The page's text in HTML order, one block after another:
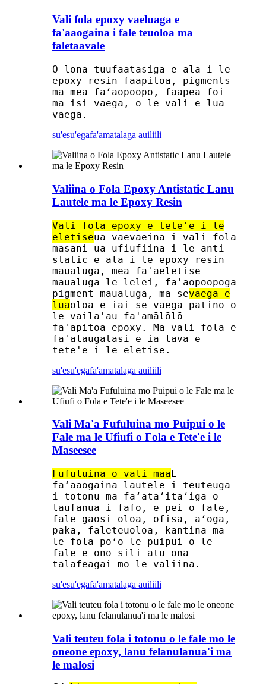
Vali fola epoxy vaeluaga e
fa'aaogaina i fale teuoloa ma
faletaavale
O lona tuufaatasiga e ala i le
epoxy resin faapitoa, pigments
ma mea faʻaopoopo, faapea foi
ma isi vaega, o le vali e lua
vaega.
su'esu'egafa'amatalaga auiliili
Valiina o Fola Epoxy Antistatic Lanu
Lautele ma le Epoxy Resin
Vali fola epoxy e tete'e i le
eletiseua vaevaeina i vali fola
masani ua ufiufiina i le anti-
static e ala i le epoxy resin
maualuga, mea fa'aeletise
maualuga le lelei, fa'aopoopoga
pigment maualuga, ma sevaega e
luaoloa e iai se vaega patino o
le vaila'au fa'amālōlō
fa'apitoa epoxy. Ma vali fola e
fa'alaugatasi e ia lava e
tete'e i le eletise.
su'esu'egafa'amatalaga auiliili
Vali Ma'a Fufuluina mo Puipui o le
Fale ma le Ufiufi o Fola e Tete'e i le
Maseesee
Fufuluina o vali maaE
faʻaaogaina lautele i teuteuga
i totonu ma faʻataʻitaʻiga o
laufanua i fafo, e pei o fale,
fale gaosi oloa, ofisa, aʻoga,
paka, faleteuoloa, kantina ma
le fola poʻo le puipui o le
fale e ono sili atu ona
talafeagai mo le valiina.
su'esu'egafa'amatalaga auiliili
Vali teuteu fola i totonu o le fale mo le
oneone epoxy, lanu felanulanua'i ma
le malosi